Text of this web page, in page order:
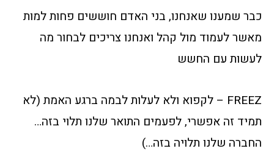
כבר שמענו שאנחנו, בני האדם חוששים פחות למות
מאשר לעמוד מול קהל ואנחנו צריכים לבחור מה
לעשות עם החשש
FREEZ – לקפוא ולא לעלות לבמה ברגע האמת (לא
תמיד זה אפשרי, לפעמים התואר שלנו תלוי בזה…
החברה שלנו תלויה בזה…)